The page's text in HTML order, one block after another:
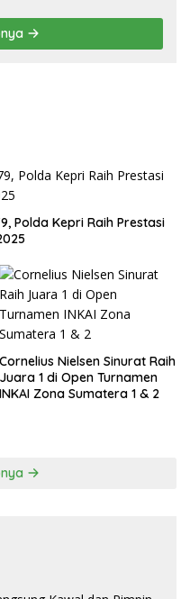
Polda Kepri Raih Prestasi
Cornelius Nielsen Sinurat Raih
Juara 1 di Open Turnamen
INKAI Zona Sumatera 1 & 2